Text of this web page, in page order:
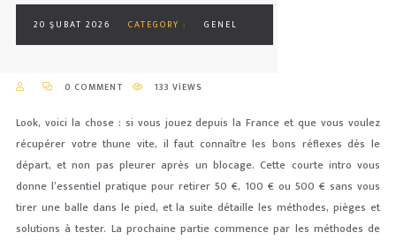
20 ŞUBAT 2026 CATEGORY : GENEL
0 COMMENT 133 VIEWS
Look, voici la chose : si vous jouez depuis la France et que vous voulez
récupérer votre thune vite, il faut connaître les bons réflexes dès le
départ, et non pas pleurer après un blocage. Cette courte intro vous
donne l’essentiel pratique pour retirer 50 €, 100 € ou 500 € sans vous
tirer une balle dans le pied, et la suite détaille les méthodes, pièges et
solutions à tester. La prochaine partie commence par les méthodes de